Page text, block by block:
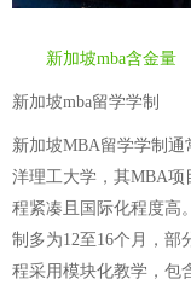
新加坡mba含金量
新加坡mba留学学制
新加坡MBA留学学制
洋理工大学，其MBA项
程紧凑且国际化程度高
制多为12至16个月，部
程采用模块化教学，包